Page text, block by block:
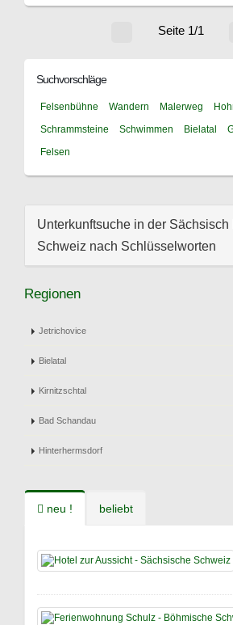
Seite 1/1
Suchvorschläge
Felsenbühne Wandern Malerweg
Schrammsteine
Schwimmen Bielatal
Felsen
Unterkunftsuche in der Sächsisch
Schweiz nach Schlüsselworten
Regionen
Jetrichovice
Bielatal
Kirnitzschtal
Bad Schandau
Hinterhermsdorf
neu ! beliebt